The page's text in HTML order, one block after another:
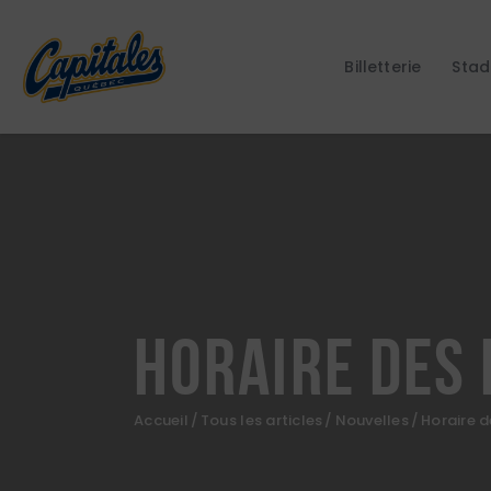
Billetterie
Horaire
Accueil Tous les articles Nouvelles Horaire